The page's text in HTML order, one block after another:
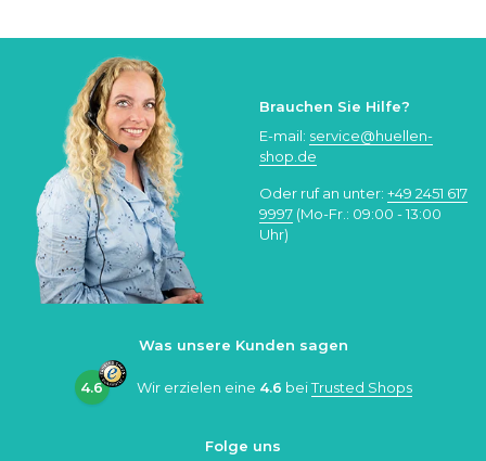
Brauchen Sie Hilfe?
E-mail: service@huellen-
shop.de
Oder ruf an unter: +49 2451 617
9997 (Mo-Fr.: 09:00 - 13:00
Uhr)
Was unsere Kunden sagen
4.6 Wir erzielen eine 4.6 beiTrusted Shops
Folge uns